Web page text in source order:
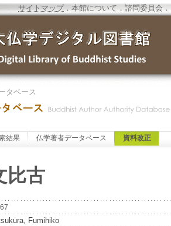
サイトマップ．本館について ．諮問委員会 ．
タベース
結果 仏学著者データベース 資料改正
比古
Fumihiko